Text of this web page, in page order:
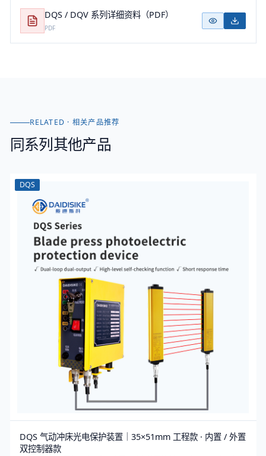
DQS / DQV 系列详细资料（PDF）
PDF
RELATED · 相关产品推荐
同系列其他产品
DQS
DQS 气动冲床光电保护装置｜35×51mm 工程款 · 内置 / 外置
双控制器款